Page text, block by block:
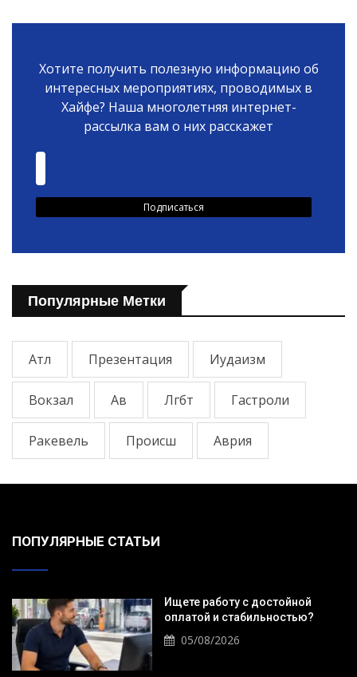
Хотите получить полезную информацию об
интересных мероприятиях, проводимых в
Хайфе? Наша многолетняя интернет-
рассылка вам о них расскажет
Популярные Метки
Атл Презентация Иудаизм
Вокзал Ав Лгбт Гастроли
Ракевель Происш Аврия
ПОПУЛЯРНЫЕ СТАТЬИ
Ищете работу с достойной
оплатой и стабильностью?
05/08/2026